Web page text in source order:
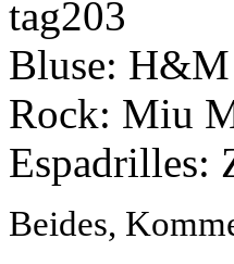
Bluse: H&M
Rock: Miu
Espadrilles:
Beides,